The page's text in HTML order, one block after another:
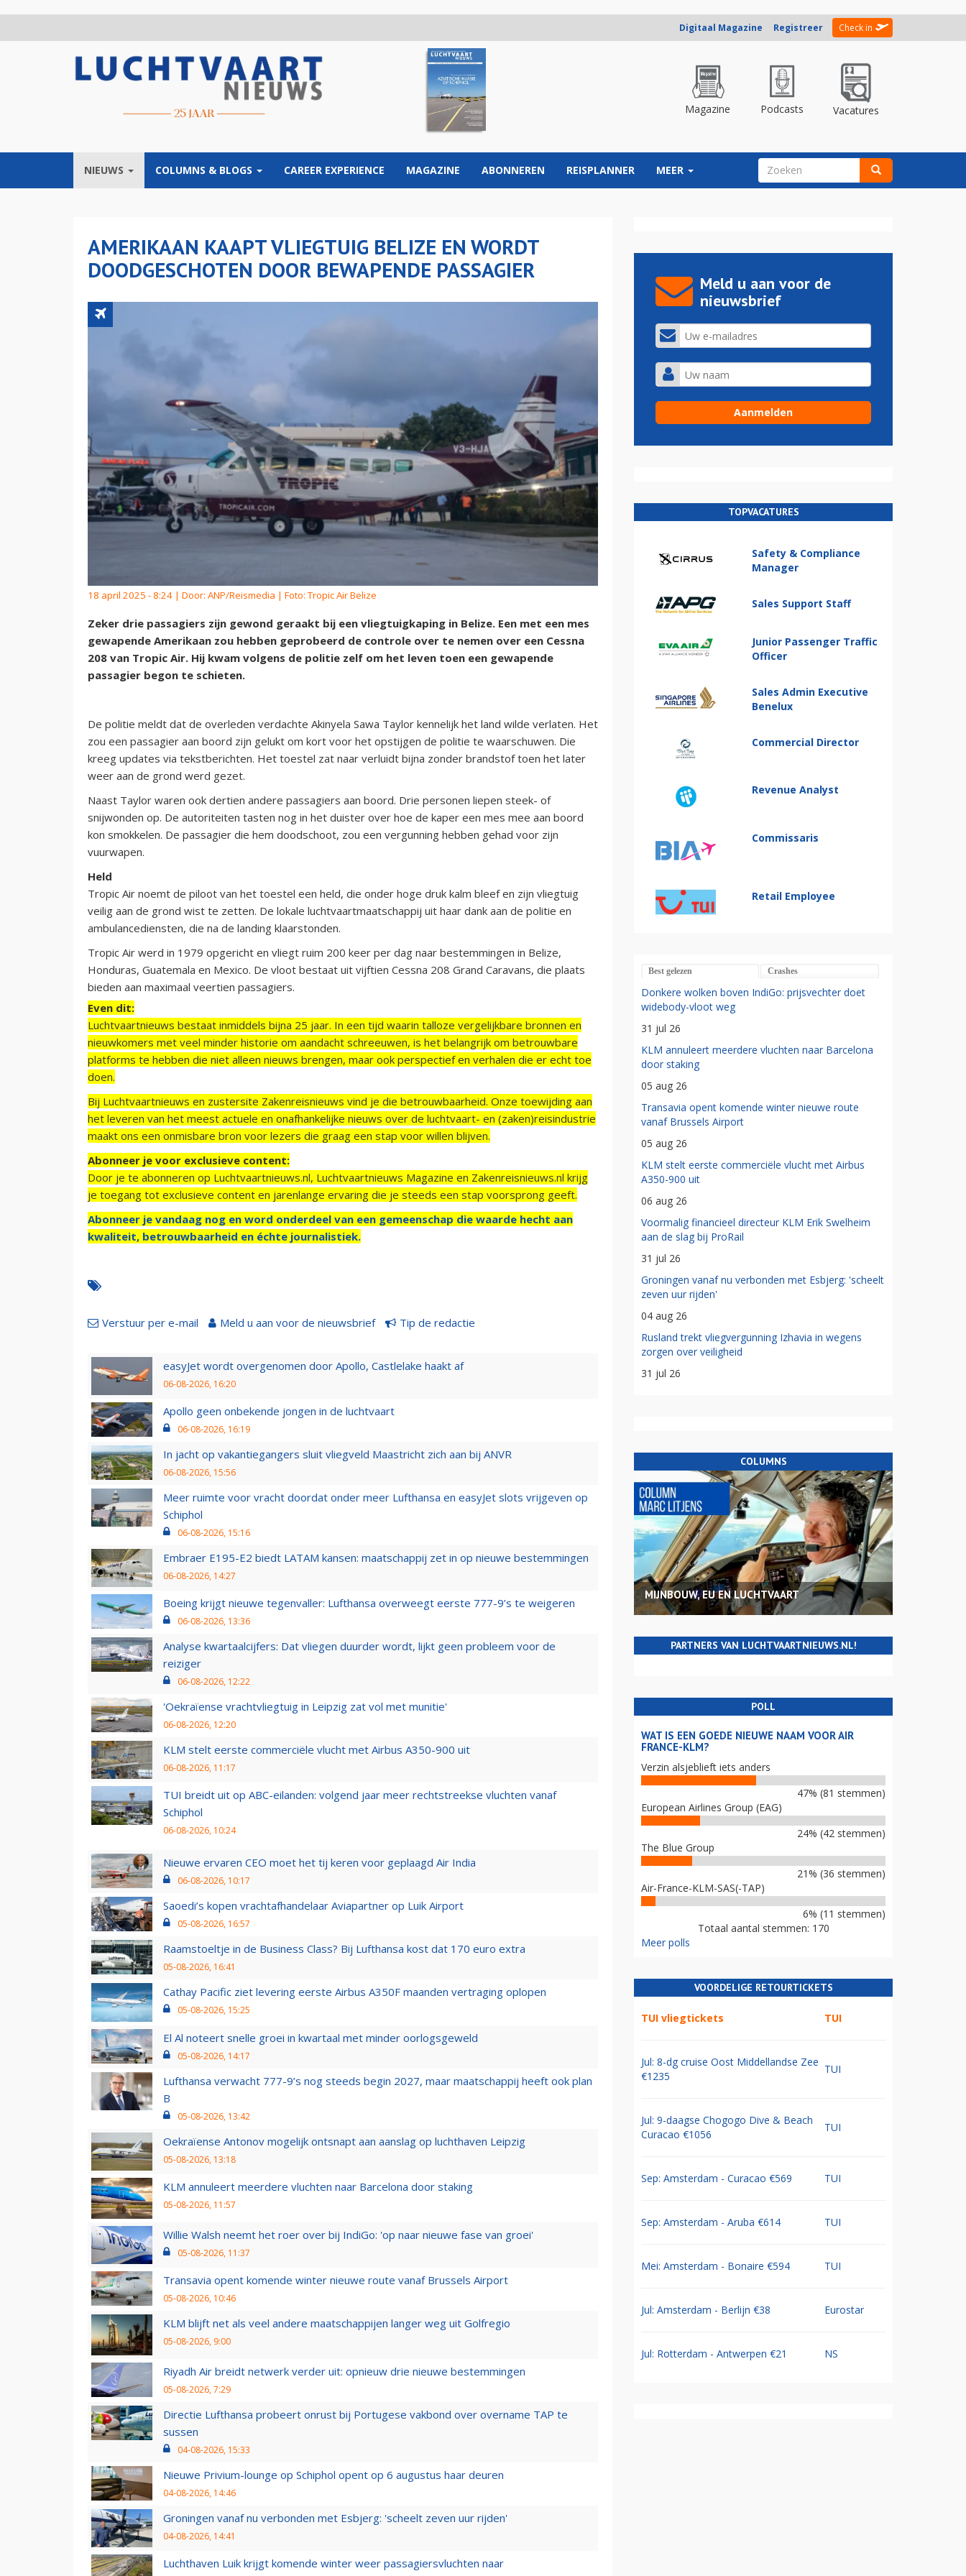
Digitaal Magazine Registreer Check in
Magazine Podcasts Vacatures
NIEUWS COLUMNS & BLOGS CAREER EXPERIENCE MAGAZINE ABONNEREN REISPLANNER MEER ZOEKVELD
AMERIKAAN KAAPT VLIEGTUIG BELIZE EN WORDT
DOODGESCHOTEN DOOR BEWAPENDE PASSAGIER
18 april 2025 - 8:24 | Door: ANP/Reismedia | Foto: Tropic Air Belize
Zeker drie passagiers zijn gewond geraakt bij een vliegtuigkaping in Belize. Een met een mes
gewapende Amerikaan zou hebben geprobeerd de controle over te nemen over een Cessna
208 van Tropic Air. Hij kwam volgens de politie zelf om het leven toen een gewapende
passagier begon te schieten.
De politie meldt dat de overleden verdachte Akinyela Sawa Taylor kennelijk het land wilde verlaten. Het
zou een passagier aan boord zijn gelukt om kort voor het opstijgen de politie te waarschuwen. Die
kreeg updates via tekstberichten. Het toestel zat naar verluidt bijna zonder brandstof toen het later
weer aan de grond werd gezet.
Naast Taylor waren ook dertien andere passagiers aan boord. Drie personen liepen steek- of
snijwonden op. De autoriteiten tasten nog in het duister over hoe de kaper een mes mee aan boord
kon smokkelen. De passagier die hem doodschoot, zou een vergunning hebben gehad voor zijn
vuurwapen.
Held
Tropic Air noemt de piloot van het toestel een held, die onder hoge druk kalm bleef en zijn vliegtuig
veilig aan de grond wist te zetten. De lokale luchtvaartmaatschappij uit haar dank aan de politie en
ambulancediensten, die na de landing klaarstonden.
Tropic Air werd in 1979 opgericht en vliegt ruim 200 keer per dag naar bestemmingen in Belize,
Honduras, Guatemala en Mexico. De vloot bestaat uit vijftien Cessna 208 Grand Caravans, die plaats
bieden aan maximaal veertien passagiers.
Even dit:
Luchtvaartnieuws bestaat inmiddels bijna 25 jaar. In een tijd waarin talloze vergelijkbare bronnen en
nieuwkomers met veel minder historie om aandacht schreeuwen, is het belangrijk om betrouwbare
platforms te hebben die niet alleen nieuws brengen, maar ook perspectief en verhalen die er echt toe
doen.
Bij Luchtvaartnieuws en zustersite Zakenreisnieuws vind je die betrouwbaarheid. Onze toewijding aan
het leveren van het meest actuele en onafhankelijke nieuws over de luchtvaart- en (zaken)reisindustrie
maakt ons een onmisbare bron voor lezers die graag een stap voor willen blijven.
Abonneer je voor exclusieve content:
Door je te abonneren op Luchtvaartnieuws.nl, Luchtvaartnieuws Magazine en Zakenreisnieuws.nl krijg
je toegang tot exclusieve content en jarenlange ervaring die je steeds een stap voorsprong geeft.
Abonneer je vandaag nog en word onderdeel van een gemeenschap die waarde hecht aan
kwaliteit, betrouwbaarheid en échte journalistiek.
Verstuur per e-mail Meld u aan voor de nieuwsbrief Tip de redactie
easyJet wordt overgenomen door Apollo, Castlelake haakt af
06-08-2026, 16:20
Apollo geen onbekende jongen in de luchtvaart
06-08-2026, 16:19
In jacht op vakantiegangers sluit vliegveld Maastricht zich aan bij ANVR
06-08-2026, 15:56
Meer ruimte voor vracht doordat onder meer Lufthansa en easyJet slots vrijgeven op
Schiphol
06-08-2026, 15:16
Embraer E195-E2 biedt LATAM kansen: maatschappij zet in op nieuwe bestemmingen
06-08-2026, 14:27
Boeing krijgt nieuwe tegenvaller: Lufthansa overweegt eerste 777-9’s te weigeren
06-08-2026, 13:36
Analyse kwartaalcijfers: Dat vliegen duurder wordt, lijkt geen probleem voor de
reiziger
06-08-2026, 12:22
'Oekraïense vrachtvliegtuig in Leipzig zat vol met munitie'
06-08-2026, 12:20
KLM stelt eerste commerciële vlucht met Airbus A350-900 uit
06-08-2026, 11:17
TUI breidt uit op ABC-eilanden: volgend jaar meer rechtstreekse vluchten vanaf
Schiphol
06-08-2026, 10:24
Nieuwe ervaren CEO moet het tij keren voor geplaagd Air India
06-08-2026, 10:17
Saoedi’s kopen vrachtafhandelaar Aviapartner op Luik Airport
05-08-2026, 16:57
Raamstoeltje in de Business Class? Bij Lufthansa kost dat 170 euro extra
05-08-2026, 16:41
Cathay Pacific ziet levering eerste Airbus A350F maanden vertraging oplopen
05-08-2026, 15:25
El Al noteert snelle groei in kwartaal met minder oorlogsgeweld
05-08-2026, 14:17
Lufthansa verwacht 777-9’s nog steeds begin 2027, maar maatschappij heeft ook plan
B
05-08-2026, 13:42
Oekraïense Antonov mogelijk ontsnapt aan aanslag op luchthaven Leipzig
05-08-2026, 13:18
KLM annuleert meerdere vluchten naar Barcelona door staking
05-08-2026, 11:57
Willie Walsh neemt het roer over bij IndiGo: 'op naar nieuwe fase van groei'
05-08-2026, 11:37
Transavia opent komende winter nieuwe route vanaf Brussels Airport
05-08-2026, 10:46
KLM blijft net als veel andere maatschappijen langer weg uit Golfregio
05-08-2026, 9:00
Riyadh Air breidt netwerk verder uit: opnieuw drie nieuwe bestemmingen
05-08-2026, 7:29
Directie Lufthansa probeert onrust bij Portugese vakbond over overname TAP te
sussen
04-08-2026, 15:33
Nieuwe Privium-lounge op Schiphol opent op 6 augustus haar deuren
04-08-2026, 14:46
Groningen vanaf nu verbonden met Esbjerg: 'scheelt zeven uur rijden'
04-08-2026, 14:41
Luchthaven Luik krijgt komende winter weer passagiersvluchten naar
Meld u aan voor de
nieuwsbrief
TOPVACATURES
Safety & Compliance
Manager
Sales Support Staff
Junior Passenger Traffic
Officer
Sales Admin Executive
Benelux
Commercial Director
Revenue Analyst
Commissaris
Retail Employee
Best gelezen Crashes
Donkere wolken boven IndiGo: prijsvechter doet
widebody-vloot weg
31 jul 26
KLM annuleert meerdere vluchten naar Barcelona
door staking
05 aug 26
Transavia opent komende winter nieuwe route
vanaf Brussels Airport
05 aug 26
KLM stelt eerste commerciële vlucht met Airbus
A350-900 uit
06 aug 26
Voormalig financieel directeur KLM Erik Swelheim
aan de slag bij ProRail
31 jul 26
Groningen vanaf nu verbonden met Esbjerg: 'scheelt
zeven uur rijden'
04 aug 26
Rusland trekt vliegvergunning Izhavia in wegens
zorgen over veiligheid
31 jul 26
COLUMNS
MIJNBOUW, EU EN LUCHTVAART
PARTNERS VAN LUCHTVAARTNIEUWS.NL!
POLL
WAT IS EEN GOEDE NIEUWE NAAM VOOR AIR
FRANCE-KLM?
Verzin alsjeblieft iets anders
47% (81 stemmen)
European Airlines Group (EAG)
24% (42 stemmen)
The Blue Group
21% (36 stemmen)
Air-France-KLM-SAS(-TAP)
6% (11 stemmen)
Totaal aantal stemmen: 170
Meer polls
VOORDELIGE RETOURTICKETS
TUI vliegtickets TUI
Jul: 8-dg cruise Oost Middellandse Zee
€1235
TUI
Jul: 9-daagse Chogogo Dive & Beach
Curacao €1056
TUI
Sep: Amsterdam - Curacao €569 TUI
Sep: Amsterdam - Aruba €614 TUI
Mei: Amsterdam - Bonaire €594 TUI
Jul: Amsterdam - Berlijn €38 Eurostar
Jul: Rotterdam - Antwerpen €21 NS